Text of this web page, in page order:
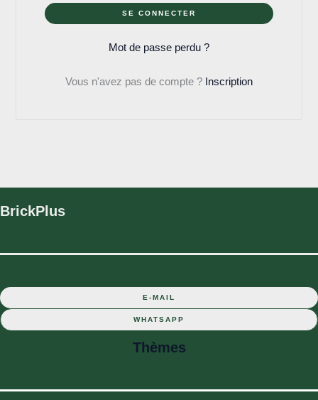
SE CONNECTER
Mot de passe perdu ?
Vous n'avez pas de compte ? Inscription
BrickPlus
E-MAIL
WHATSAPP
Thèmes